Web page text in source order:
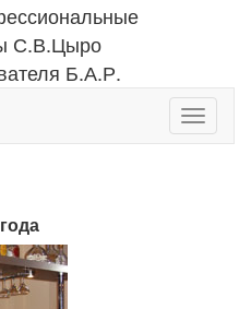
С.В.Цыро
Б.А.Р.
Toggle